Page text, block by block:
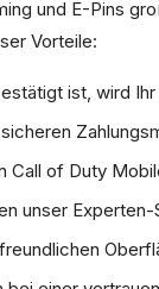
und E-Pins
Vorteile:
ist, wird
of Duty
unser